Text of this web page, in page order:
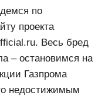
по
проекта
Весь бред
– остановимся на
Газпрома
недостижимым